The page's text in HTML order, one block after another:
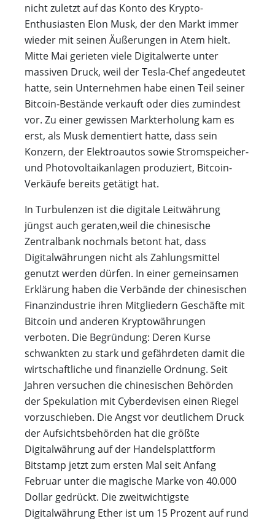
nicht zuletzt auf das Konto des Krypto-
Enthusiasten Elon Musk, der den Markt immer
wieder mit seinen Äußerungen in Atem hielt.
Mitte Mai gerieten viele Digitalwerte unter
massiven Druck, weil der Tesla-Chef angedeutet
hatte, sein Unternehmen habe einen Teil seiner
Bitcoin-Bestände verkauft oder dies zumindest
vor. Zu einer gewissen Markterholung kam es
erst, als Musk dementiert hatte, dass sein
Konzern, der Elektroautos sowie Stromspeicher-
und Photovoltaikanlagen produziert, Bitcoin-
Verkäufe bereits getätigt hat.
In Turbulenzen ist die digitale Leitwährung
jüngst auch geraten,weil die chinesische
Zentralbank nochmals betont hat, dass
Digitalwährungen nicht als Zahlungsmittel
genutzt werden dürfen. In einer gemeinsamen
Erklärung haben die Verbände der chinesischen
Finanzindustrie ihren Mitgliedern Geschäfte mit
Bitcoin und anderen Kryptowährungen
verboten. Die Begründung: Deren Kurse
schwankten zu stark und gefährdeten damit die
wirtschaftliche und finanzielle Ordnung. Seit
Jahren versuchen die chinesischen Behörden
der Spekulation mit Cyberdevisen einen Riegel
vorzuschieben. Die Angst vor deutlichem Druck
der Aufsichtsbehörden hat die größte
Digitalwährung auf der Handelsplattform
Bitstamp jetzt zum ersten Mal seit Anfang
Februar unter die magische Marke von 40.000
Dollar gedrückt. Die zweitwichtigste
Digitalwährung Ether ist um 15 Prozent auf rund